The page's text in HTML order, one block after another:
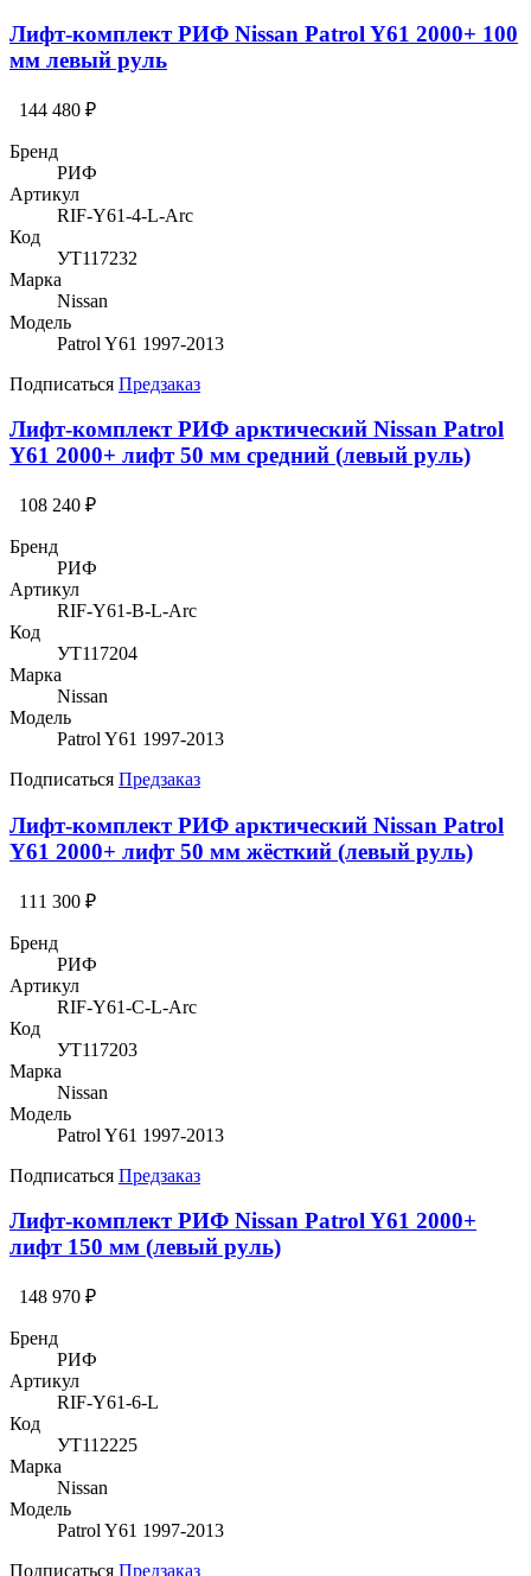
Лифт-комплект РИФ Nissan Patrol Y61 2000+ 100
мм левый руль
144 480 ₽
Бренд
РИФ
Артикул
RIF-Y61-4-L-Arc
Код
УТ117232
Марка
Nissan
Модель
Patrol Y61 1997-2013
Подписаться Предзаказ
Лифт-комплект РИФ арктический Nissan Patrol
Y61 2000+ лифт 50 мм средний (левый руль)
108 240 ₽
Бренд
РИФ
Артикул
RIF-Y61-B-L-Arc
Код
УТ117204
Марка
Nissan
Модель
Patrol Y61 1997-2013
Подписаться Предзаказ
Лифт-комплект РИФ арктический Nissan Patrol
Y61 2000+ лифт 50 мм жёсткий (левый руль)
111 300 ₽
Бренд
РИФ
Артикул
RIF-Y61-C-L-Arc
Код
УТ117203
Марка
Nissan
Модель
Patrol Y61 1997-2013
Подписаться Предзаказ
Лифт-комплект РИФ Nissan Patrol Y61 2000+
лифт 150 мм (левый руль)
148 970 ₽
Бренд
РИФ
Артикул
RIF-Y61-6-L
Код
УТ112225
Марка
Nissan
Модель
Patrol Y61 1997-2013
Подписаться Предзаказ